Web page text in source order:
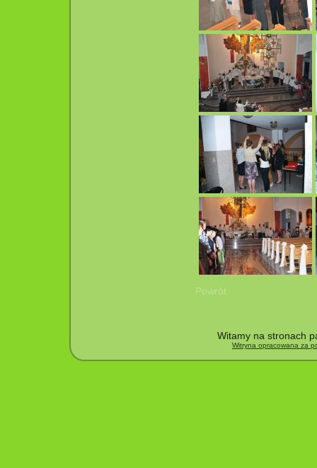
Powrót
Witamy na stronach
Witryna opracowana za